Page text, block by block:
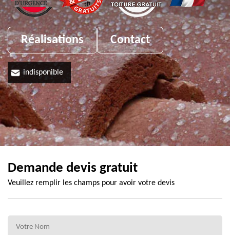
Réalisations Contact
indisponible
Demande devis gratuit
Veuillez remplir les champs pour avoir votre devis